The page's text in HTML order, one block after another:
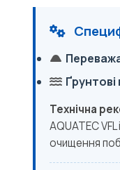
Технічна
AQUATEC
очищення